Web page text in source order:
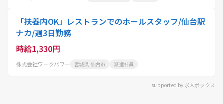
「扶養内OK」レストランでのホールスタッフ/仙台駅
ナカ/週3日勤務
時給1,330円
株式会社ワークパワー 宮城県 仙台市 派遣社員
supported by 求人ボックス